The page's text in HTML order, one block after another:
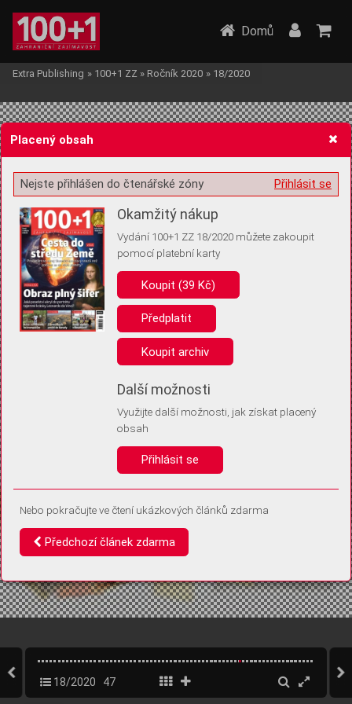
Žádost o souhlas s ukládáním volitelných informací
Pro základní fungování webu nepotřebujeme ukládat žádné informace
(tzv. cookies apod.). Rádi bychom vás ale požádali o souhlas s
uložením volitelných informací:
Anonymní unikátní ID
Díky němu příště poznáme, že se jedná o stejné zařízení, a
Identifikátor je zcela anonymní.
Vaše souhlasy a odmítnutí si ukládáme do vašeho zařízení, abychom se
vás už příště znovu neptali. Můžete je kdykoli později upravit ve Správě
Domů
Extra Publishing » 100+1 ZZ » Ročník 2020 » 18/2020
18/2020 47
Placený obsah
Přihlásit se
Nejste přihlášen do čtenářské zóny
Okamžitý nákup
Vydání 100+1 ZZ 18/2020 můžete zakoupit
pomocí platební karty
Koupit (39 Kč)
Předplatit
Koupit archiv
Další možnosti
Využijte další možnosti, jak získat placený
obsah
Přihlásit se
Nebo pokračujte ve čtení ukázkových článků zdarma
Předchozí článek zdarma